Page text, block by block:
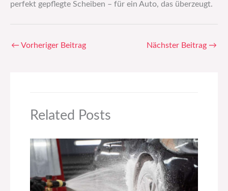
perfekt gepflegte Scheiben – für ein Auto, das überzeugt.
← Vorheriger Beitrag Nächster Beitrag →
Related Posts